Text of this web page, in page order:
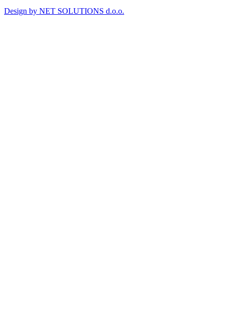
Design by NET SOLUTIONS d.o.o.